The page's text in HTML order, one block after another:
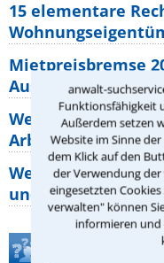
anwalt-
Funktionsfähigkeit
Außerdem setzen
Website im Sinne
dem Klick auf den
der Verwendung
eingesetzten
verwalten" können
informieren und
15 elementare
Mietpreisbremse
Ausnahmen und
Welche Regeln für
Arbeitszeit gelten
Welche Rechte hat
und wie macht
Teste